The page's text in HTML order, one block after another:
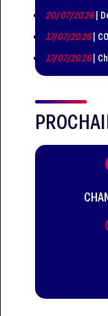
20/07/2026| Devenez bénévole pour la Ligue des champions
de judo à
17/07/2026|
17/07/2026| Championnats du monde 2026 : les athlètes
sélectionnés